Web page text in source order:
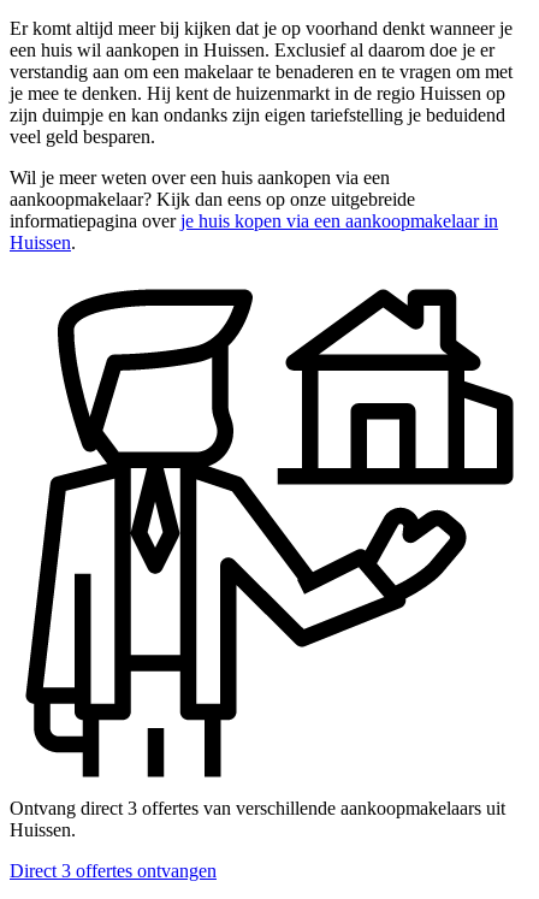
Er komt altijd meer bij kijken dat je op voorhand denkt wanneer je
een huis wil aankopen in Huissen. Exclusief al daarom doe je er
verstandig aan om een makelaar te benaderen en te vragen om met
je mee te denken. Hij kent de huizenmarkt in de regio Huissen op
zijn duimpje en kan ondanks zijn eigen tariefstelling je beduidend
veel geld besparen.
Wil je meer weten over een huis aankopen via een
aankoopmakelaar? Kijk dan eens op onze uitgebreide
informatiepagina overje huis kopen via een aankoopmakelaar in
Huissen.
Ontvang direct 3 offertes van verschillende aankoopmakelaars uit
Huissen.
Direct 3 offertes ontvangen